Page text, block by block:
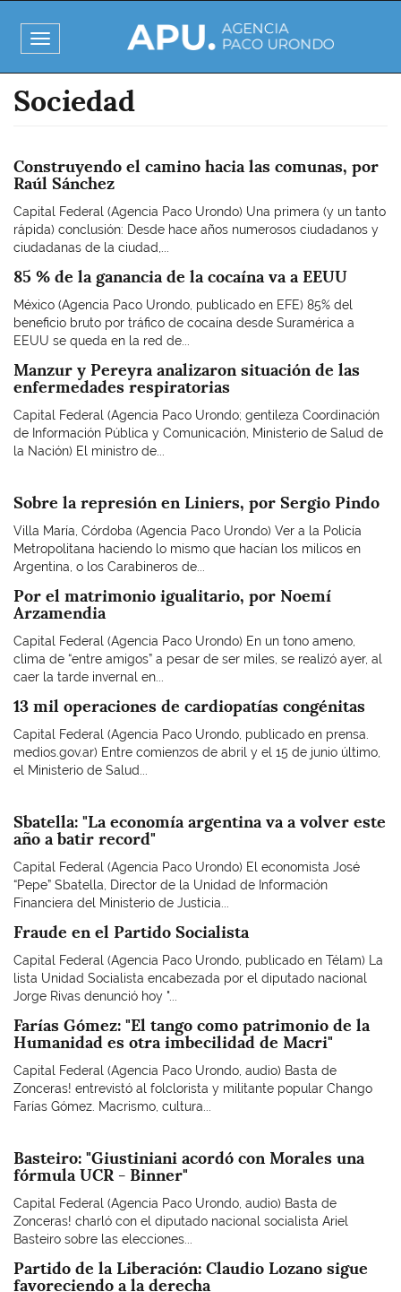
al
contenido
principal
Toggle
navigation
Sociedad
Construyendo el camino hacia las comunas, por
Raúl Sánchez
Capital Federal (Agencia Paco Urondo) Una primera (y un tanto
rápida) conclusión: Desde hace años numerosos ciudadanos y
ciudadanas de la ciudad,...
85 % de la ganancia de la cocaína va a EEUU
México (Agencia Paco Urondo, publicado en EFE) 85% del
beneficio bruto por tráfico de cocaína desde Suramérica a
EEUU se queda en la red de...
Manzur y Pereyra analizaron situación de las
enfermedades respiratorias
Capital Federal (Agencia Paco Urondo; gentileza Coordinación
de Información Pública y Comunicación, Ministerio de Salud de
la Nación) El ministro de...
Sobre la represión en Liniers, por Sergio Pindo
Villa María, Córdoba (Agencia Paco Urondo) Ver a la Policía
Metropolitana haciendo lo mismo que hacían los milicos en
Argentina, o los Carabineros de...
Por el matrimonio igualitario, por Noemí
Arzamendia
Capital Federal (Agencia Paco Urondo) En un tono ameno,
clima de “entre amigos” a pesar de ser miles, se realizó ayer, al
caer la tarde invernal en...
13 mil operaciones de cardiopatías congénitas
Capital Federal (Agencia Paco Urondo, publicado en prensa.
medios.gov.ar) Entre comienzos de abril y el 15 de junio último,
el Ministerio de Salud...
Sbatella: "La economía argentina va a volver este
año a batir record"
Capital Federal (Agencia Paco Urondo) El economista José
“Pepe” Sbatella, Director de la Unidad de Información
Financiera del Ministerio de Justicia...
Fraude en el Partido Socialista
Capital Federal (Agencia Paco Urondo, publicado en Télam) La
lista Unidad Socialista encabezada por el diputado nacional
Jorge Rivas denunció hoy "...
Farías Gómez: "El tango como patrimonio de la
Humanidad es otra imbecilidad de Macri"
Capital Federal (Agencia Paco Urondo, audio) Basta de
Zonceras! entrevistó al folclorista y militante popular Chango
Farías Gómez. Macrismo, cultura...
Basteiro: "Giustiniani acordó con Morales una
fórmula UCR - Binner"
Capital Federal (Agencia Paco Urondo, audio) Basta de
Zonceras! charló con el diputado nacional socialista Ariel
Basteiro sobre las elecciones...
Partido de la Liberación: Claudio Lozano sigue
favoreciendo a la derecha